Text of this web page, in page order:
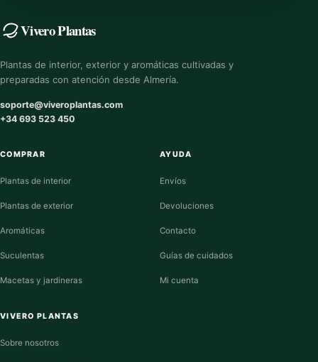
Vivero Plantas
Plantas de interior, exterior y aromáticas cultivadas y
preparadas con atención desde Almería.
soporte@viveroplantas.com
+34 693 523 450
COMPRAR
Plantas de interior
Plantas de exterior
Aromáticas
Suculentas
Macetas y jardineras
AYUDA
Envíos
Devoluciones
Contacto
Guías de cuidados
Mi cuenta
VIVERO PLANTAS
Sobre nosotros